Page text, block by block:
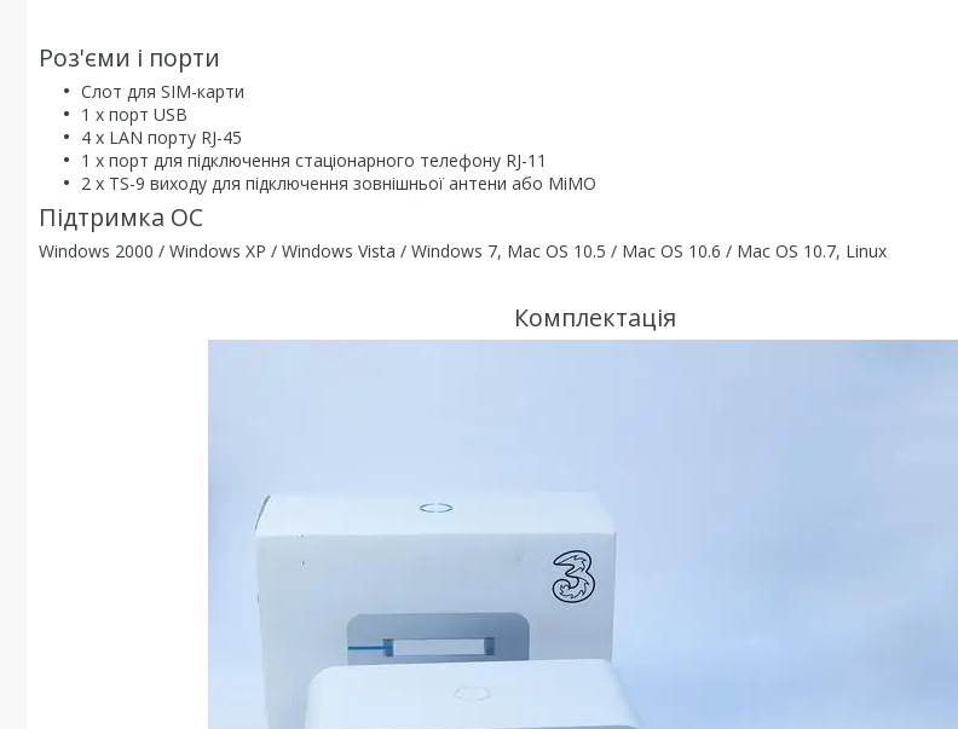
Роз'єми і порти
Слот для SIM-карти
1 x порт USB
4 х LAN порту RJ-45
1 x порт для підключення стаціонарного телефону RJ-11
2 x TS-9 виходу для підключення зовнішньої антени або MiMO
Підтримка ОС
Windows 2000 / Windows XP / Windows Vista / Windows 7, Mac OS 10.5 / Mac OS 10.6 / Mac OS 10.7, Linux
Комплектація